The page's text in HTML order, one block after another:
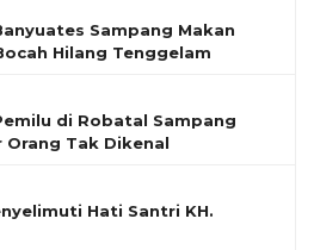
Sampang Makan
Hilang Tenggelam
di Robatal Sampang
Orang Tak Dikenal
Hati Santri KH.